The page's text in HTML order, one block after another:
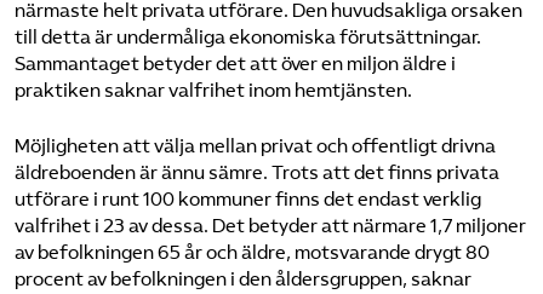
närmaste helt privata utförare. Den huvudsakliga orsaken
till detta är undermåliga ekonomiska förutsättningar.
Sammantaget betyder det att över en miljon äldre i
praktiken saknar valfrihet inom hemtjänsten.
Möjligheten att välja mellan privat och offentligt drivna
äldreboenden är ännu sämre. Trots att det finns privata
utförare i runt 100 kommuner finns det endast verklig
valfrihet i 23 av dessa. Det betyder att närmare 1,7 miljoner
av befolkningen 65 år och äldre, motsvarande drygt 80
procent av befolkningen i den åldersgruppen, saknar